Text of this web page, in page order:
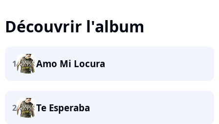
Découvrir l'album
1 Amo Mi Locura
2 Te Esperaba